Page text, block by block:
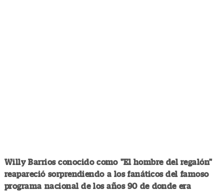
Willy Barrios conocido como "El hombre del regalón"
reapareció sorprendiendo a los fanáticos del famoso
programa nacional de los años 90 de donde era